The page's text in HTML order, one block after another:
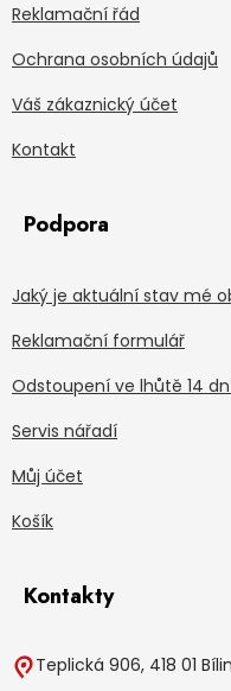
Reklamační řád
Ochrana osobních údajů
Váš zákaznický účet
Kontakt
Podpora
Jaký je aktuální stav mé
Reklamační formulář
Odstoupení ve lhůtě 14
Servis nářadí
Můj účet
Košík
Kontakty
Teplická 906, 418 01